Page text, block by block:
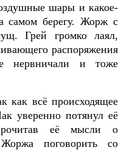
шары и какое-
самом берегу. Жорж с
Грей громко лаял,
распоряжения
нервничали и тоже
как всё происходящее
уверенно потянул её
её мысли о
поговорить со